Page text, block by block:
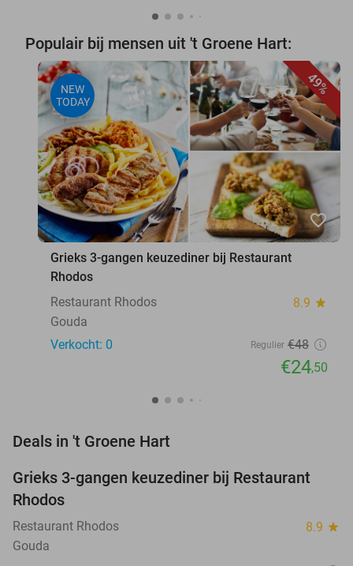
Populair bij mensen uit 't Groene Hart:
49%
NEW
TODAY
favorite_border
Grieks 3-gangen keuzediner bij Restaurant
Rhodos
Restaurant Rhodos
8.9 star
Gouda
Verkocht: 0
Regulier €48
€24,50
Deals in 't Groene Hart
49%
TODAY
Grieks 3-gangen keuzediner bij Restaurant
Rhodos
Restaurant Rhodos 8.9 star
Gouda